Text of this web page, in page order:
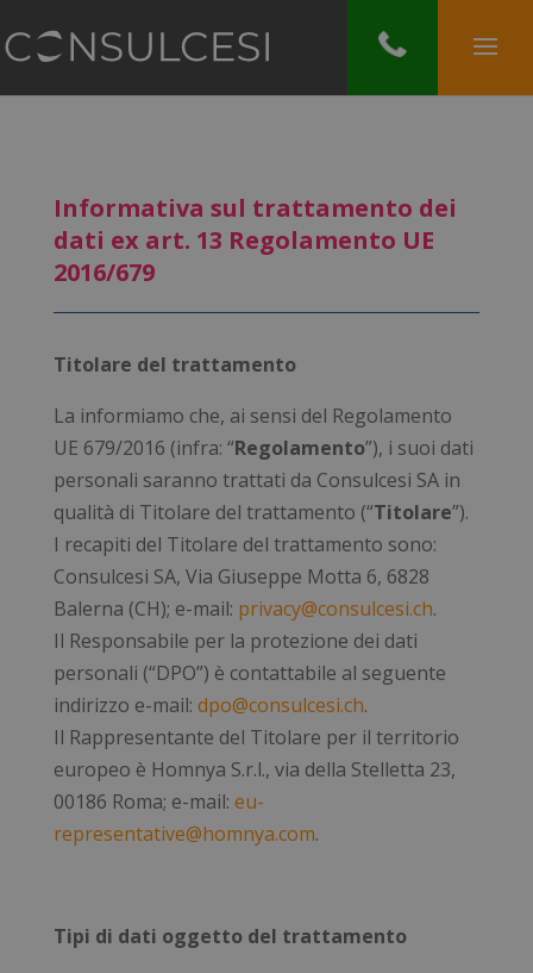
Informativa sul trattamento dei
dati ex art. 13 Regolamento UE
2016/679
Titolare del trattamento
La informiamo che, ai sensi del Regolamento
UE 679/2016 (infra: “Regolamento”), i suoi dati
personali saranno trattati da Consulcesi SA in
qualità di Titolare del trattamento (“Titolare”).
I recapiti del Titolare del trattamento sono:
Consulcesi SA, Via Giuseppe Motta 6, 6828
Balerna (CH); e-mail: privacy@consulcesi.ch.
Il Responsabile per la protezione dei dati
personali (“DPO”) è contattabile al seguente
indirizzo e-mail: dpo@consulcesi.ch.
Il Rappresentante del Titolare per il territorio
europeo è Homnya S.r.l., via della Stelletta 23,
00186 Roma; e-mail: eu-
representative@homnya.com.
Tipi di dati oggetto del trattamento